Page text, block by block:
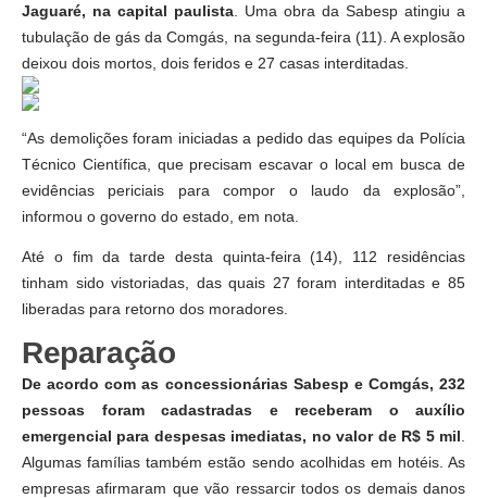
Jaguaré, na capital paulista . Uma obra da Sabesp atingiu a
tubulação de gás da Comgás, na segunda-feira (11). A explosão
deixou dois mortos, dois feridos e 27 casas interditadas.
“As demolições foram iniciadas a pedido das equipes da Polícia
Técnico Científica, que precisam escavar o local em busca de
evidências periciais para compor o laudo da explosão”,
informou o governo do estado, em nota.
Até o fim da tarde desta quinta-feira (14), 112 residências
tinham sido vistoriadas, das quais 27 foram interditadas e 85
liberadas para retorno dos moradores.
Reparação
De acordo com as concessionárias Sabesp e Comgás, 232
pessoas foram cadastradas e receberam o auxílio
emergencial para despesas imediatas, no valor de R$ 5 mil
Algumas famílias também estão sendo acolhidas em hotéis. As
empresas afirmaram que vão ressarcir todos os demais danos